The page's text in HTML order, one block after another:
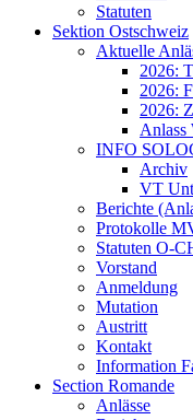
Statuten
Sektion Ostschweiz
Aktuelle
2026:
2026:
2026:
Anlass
INFO
Archiv
VT
Berichte
Protokolle
Statuten O-
Vorstand
Anmeldung
Mutation
Austritt
Kontakt
Information
Section Romande
Anlässe